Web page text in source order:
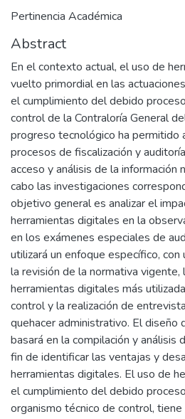
Pertinencia Académica
Abstract
En el contexto actual, el uso de
vuelto primordial en las
el cumplimiento del debido
control de la Contraloría General
progreso tecnológico ha permitido
procesos de fiscalización y
acceso y análisis de la información
cabo las investigaciones
objetivo general es analizar el
herramientas digitales en la
en los exámenes especiales de
utilizará un enfoque específico, con
la revisión de la normativa vigente,
herramientas digitales más
control y la realización de
quehacer administrativo. El diseño
basará en la compilación y análisis
fin de identificar las ventajas y
herramientas digitales. El uso de
el cumplimiento del debido
organismo técnico de control,